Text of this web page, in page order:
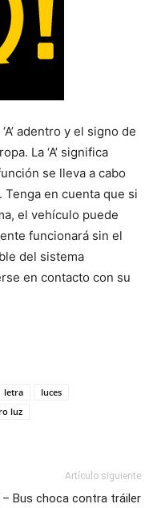
adentro y el signo de
La ‘A’ significa
se lleva a cabo
en cuenta que si
el vehículo puede
funcionará sin el
del sistema
en contacto con su
letra
luces
luz
Artículo siguiente
– Bus choca contra tráiler